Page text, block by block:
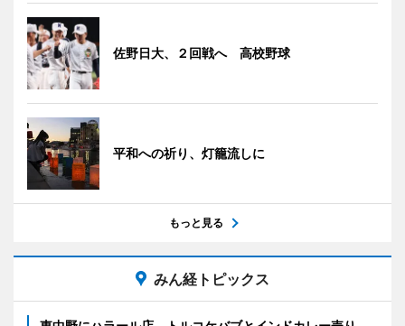
佐野日大、２回戦へ 高校野球
平和への祈り、灯籠流しに
もっと見る
みん経トピックス